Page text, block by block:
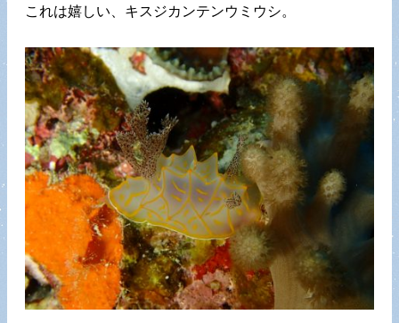
これは嬉しい、キスジカンテンウミウシ。